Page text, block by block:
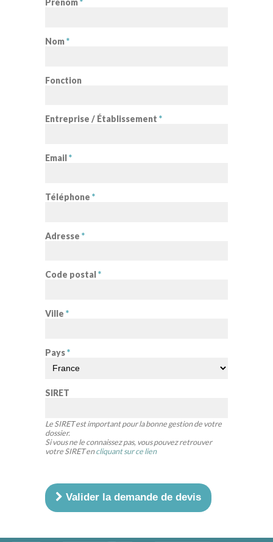
Prénom*
Nom*
Fonction
Entreprise / Établissement *
Email*
Téléphone *
Adresse *
Code postal *
Ville *
Pays*
SIRET
Le SIRET est important pour la bonne gestion de votre
dossier.
Si vous ne le connaissez pas, vous pouvez retrouver
votre SIRET encliquant sur ce lien
Valider la demande de devis